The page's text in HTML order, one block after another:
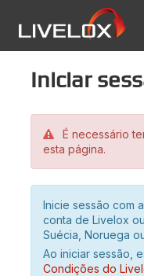
Iniciar
É necessário
esta página.
Inicie sessão com
conta de Livelox
Suécia, Noruega
Ao iniciar sessão,
Condições do